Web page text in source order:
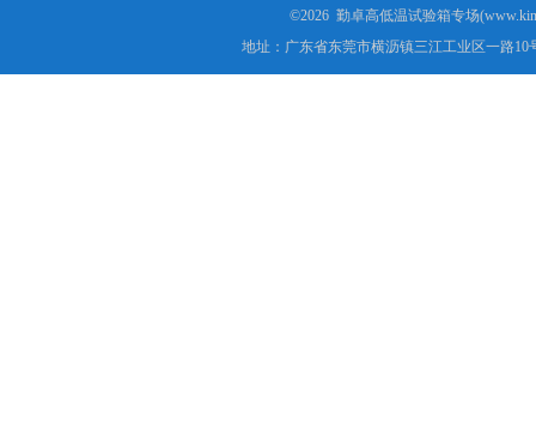
©2026 勤卓高低温试验箱专场
地址：广东省东莞市横沥镇三江工业区一路10